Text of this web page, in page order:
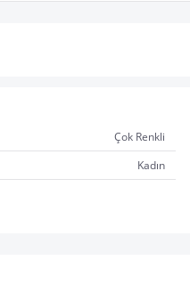
Çok Renkli
Kadın